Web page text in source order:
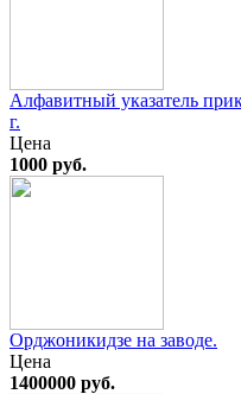
Алфавитный указатель
г.
Цена
1000 руб.
Орджоникидзе на заводе.
Цена
1400000 руб.